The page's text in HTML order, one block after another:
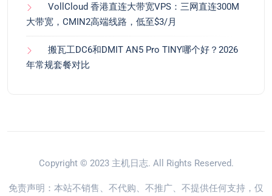
VollCloud 香港直连大带宽VPS：三网直连300M
大带宽，CMIN2高端线路，低至$3/月
搬瓦工DC6和DMIT AN5 Pro TINY哪个好？2026
年常规套餐对比
Copyright © 2023 主机日志. All Rights Reserved.
免责声明：本站不销售、不代购、不推广、不提供任何支持，仅